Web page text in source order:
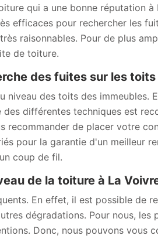
qui a une bonne réputation à
efficaces pour rechercher les
raisonnables. Pour de plus
de toiture.
des fuites sur les
des toits des immeubles.
différentes techniques est
recommander de placer votre
pour la garantie d'un meilleur
coup de fil.
de la toiture à La
En effet, il est possible de
dégradations. Pour nous, les
Donc, nous pouvons vous